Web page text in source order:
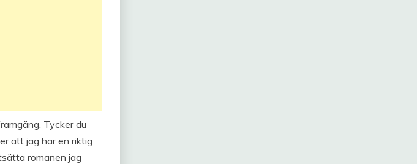
Tycker du
att jag har en riktig
romanen jag